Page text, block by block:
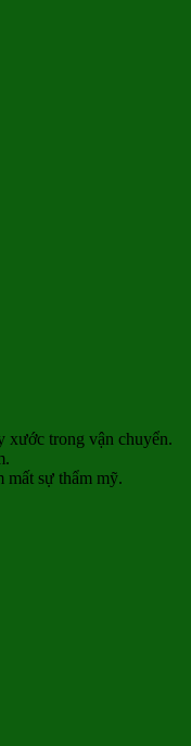
xước trong vận chuyển.
mất sự thẩm mỹ.